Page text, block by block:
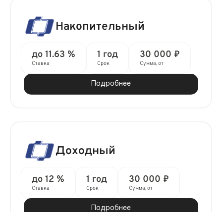
Накопительный
до 11.63 %
Ставка
1 год
Срок
30 000 ₽
Сумма, от
Подробнее
Доходный
до 12 %
Ставка
1 год
Срок
30 000 ₽
Сумма, от
Подробнее